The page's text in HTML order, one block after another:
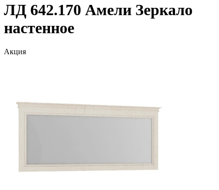
ЛД 642.170 Амели Зеркало
настенное
Акция